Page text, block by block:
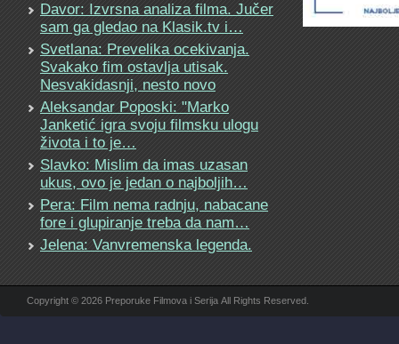
Davor: Izvrsna analiza filma. Jučer
sam ga gledao na Klasik.tv i…
Svetlana: Prevelika ocekivanja.
Svakako fim ostavlja utisak.
Nesvakidasnji, nesto novo
Aleksandar Poposki: "Marko
Janketić igra svoju filmsku ulogu
života i to je…
Slavko: Mislim da imas uzasan
ukus, ovo je jedan o najboljih…
Pera: Film nema radnju, nabacane
fore i glupiranje treba da nam…
Jelena: Vanvremenska legenda.
Copyright © 2026 Preporuke Filmova i Serija All Rights Reserved.